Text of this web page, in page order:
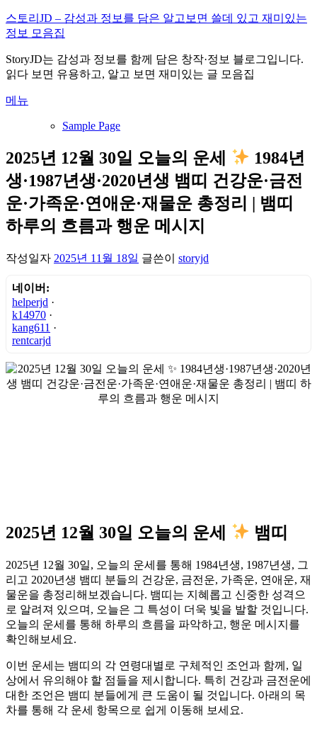
내
용
로
바
가
스토리JD – 감성과 정보를 담은 알고보면 쓸데 있고 재미있는
정보 모음집
StoryJD는 감성과 정보를 함께 담은 창작·정보 블로그입니다.
읽다 보면 유용하고, 알고 보면 재미있는 글 모음집
메뉴
Sample Page
2025년 12월 30일 오늘의 운세
1984년
생·1987년생·2020년생 뱀띠 건강운·금전
운·가족운·연애운·재물운 총정리 | 뱀띠
하루의 흐름과 행운 메시지
작성일자 2025년 11월 18일 글쓴이 storyjd
네이버:
helperjd ·
k14970 ·
kang611 ·
rentcarjd
2025년 12월 30일 오늘의 운세 뱀띠
2025년 12월 30일, 오늘의 운세를 통해 1984년생, 1987년생, 그
리고 2020년생 뱀띠 분들의 건강운, 금전운, 가족운, 연애운, 재
물운을 총정리해보겠습니다. 뱀띠는 지혜롭고 신중한 성격으
로 알려져 있으며, 오늘은 그 특성이 더욱 빛을 발할 것입니다.
오늘의 운세를 통해 하루의 흐름을 파악하고, 행운 메시지를
확인해보세요.
이번 운세는 뱀띠의 각 연령대별로 구체적인 조언과 함께, 일
상에서 유의해야 할 점들을 제시합니다. 특히 건강과 금전운에
대한 조언은 뱀띠 분들에게 큰 도움이 될 것입니다. 아래의 목
차를 통해 각 운세 항목으로 쉽게 이동해 보세요.